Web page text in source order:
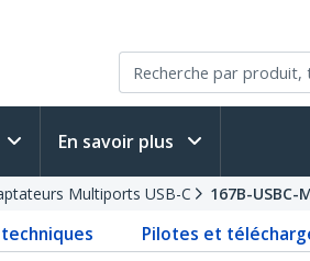
En savoir plus
Multiports USB-C 167B-USBC-
Pilotes et